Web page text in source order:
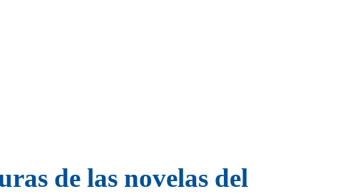
de las novelas del